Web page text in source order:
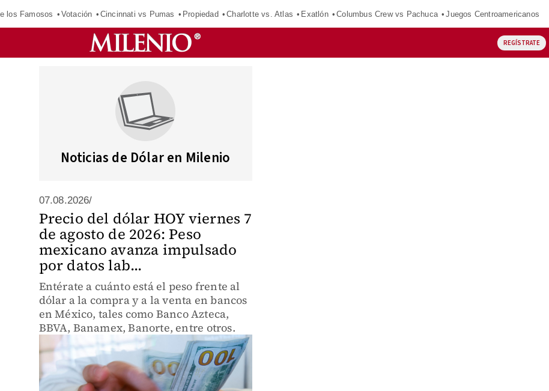
los Famosos Votación Cincinnati vs Pumas Propiedad Charlotte vs. Atlas Exatlón Columbus Crew vs Pachuca Juegos Centroamericanos
REGÍSTRATE
Noticias de Dólar en Milenio
07.08.2026/
Precio del dólar HOY viernes 7
de agosto de 2026: Peso
mexicano avanza impulsado
por datos lab...
Entérate a cuánto está el peso frente al
dólar a la compra y a la venta en bancos
en México, tales como Banco Azteca,
BBVA, Banamex, Banorte, entre otros.